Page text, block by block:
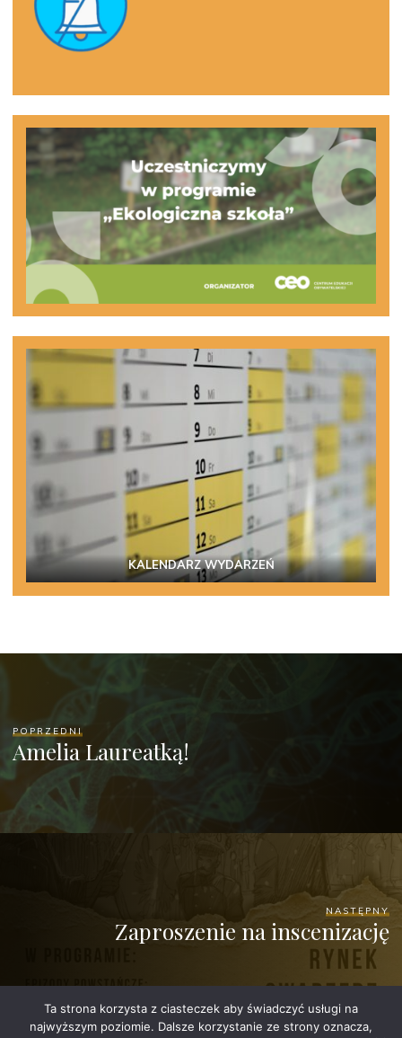
KALENDARZ WYDARZEŃ
POPRZEDNI
Amelia Laureatką!
NASTĘPNY
Zaproszenie na inscenizację
Ta strona korzysta z ciasteczek aby świadczyć usługi na
najwyższym poziomie. Dalsze korzystanie ze strony oznacza,